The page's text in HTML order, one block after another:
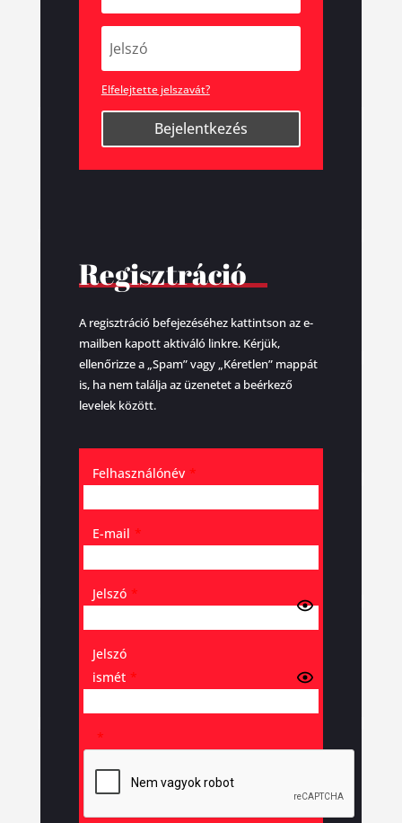
Elfelejtette jelszavát?
Bejelentkezés
Regisztráció
A regisztráció befejezéséhez kattintson az e-
mailben kapott aktiváló linkre. Kérjük,
ellenőrizze a „Spam” vagy „Kéretlen” mappát
is, ha nem találja az üzenetet a beérkező
levelek között.
Felhasználónév *
E-mail *
Jelszó *
Jelszó
ismét *
*